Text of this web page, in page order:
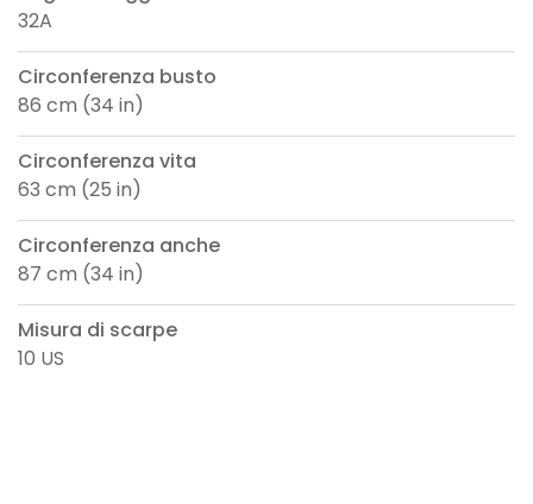
32A
Circonferenza busto
86 cm (34 in)
Circonferenza vita
63 cm (25 in)
Circonferenza anche
87 cm (34 in)
Misura di scarpe
10 US